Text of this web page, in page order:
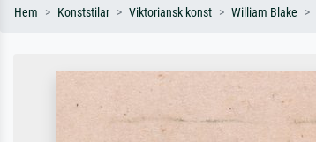
Hem Konststilar Viktoriansk konst William Blake